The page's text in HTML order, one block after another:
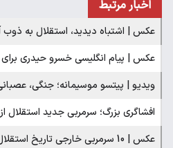
اخبار مرتبط
عکس | اشتباه دیدید، استقلال به
عکس | پیام انگلیسی خسرو حیدری
ویدیو | پیتسو موسیمانه؛ جنگی،
افشاگری بزرگ؛ سرمربی جدید استقلال
عکس | 10 سرمربی خارجی تاریخ استقلال